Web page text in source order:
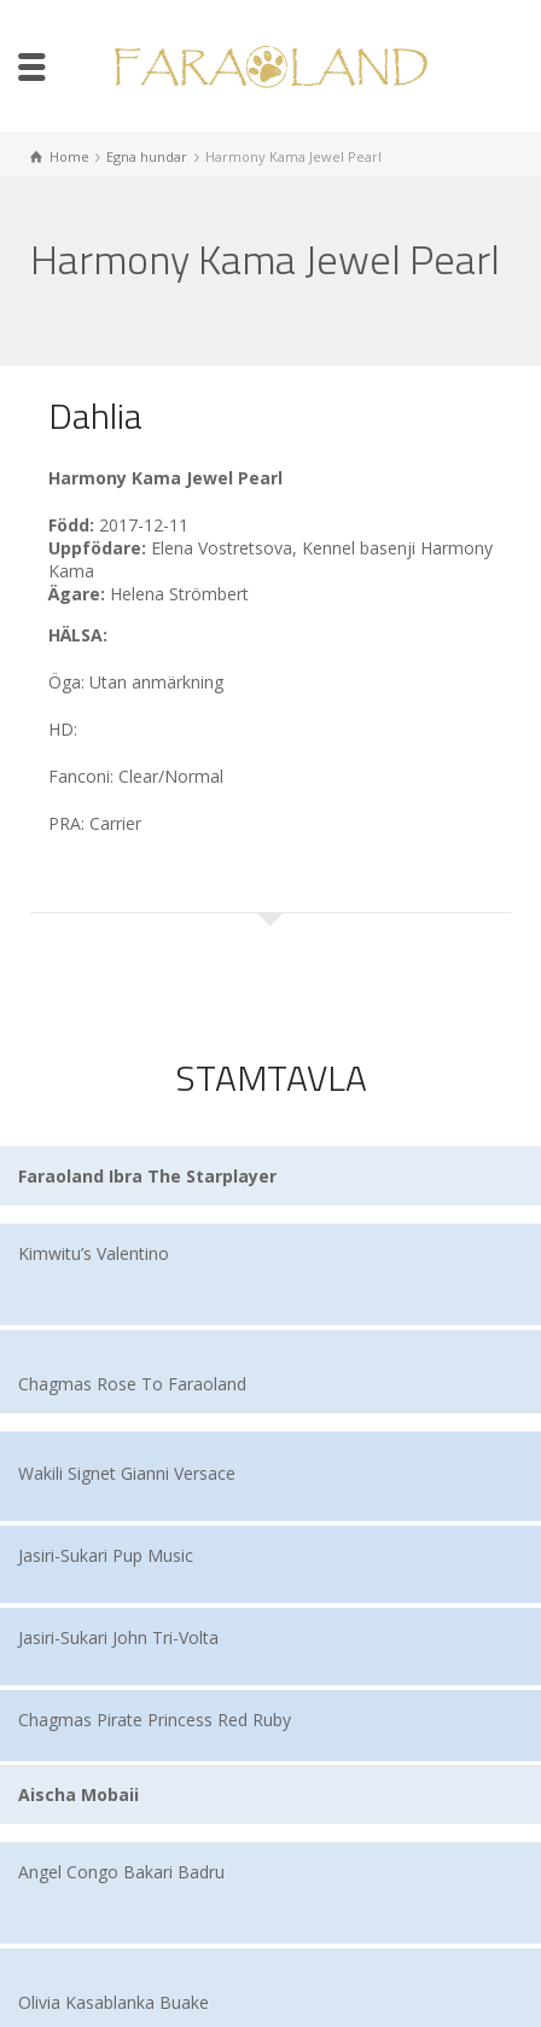
Home Egna hundar Harmony Kama Jewel Pearl
Harmony Kama Jewel Pearl
Dahlia
Harmony Kama Jewel Pearl
Född: 2017-12-11
Uppfödare: Elena Vostretsova, Kennel basenji Harmony
Kama
Ägare: Helena Strömbert
HÄLSA:
Öga: Utan anmärkning
HD:
Fanconi: Clear/Normal
PRA: Carrier
STAMTAVLA
Faraoland Ibra The Starplayer
Kimwitu’s Valentino
Chagmas Rose To Faraoland
Wakili Signet Gianni Versace
Jasiri-Sukari Pup Music
Jasiri-Sukari John Tri-Volta
Chagmas Pirate Princess Red Ruby
Aischa Mobaii
Angel Congo Bakari Badru
Olivia Kasablanka Buake